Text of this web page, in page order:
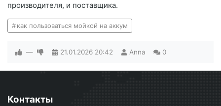
производителя, и поставщика.
как пользоваться мойкой на аккум
— 21.01.2026 20:42 Anna 0
Контакты